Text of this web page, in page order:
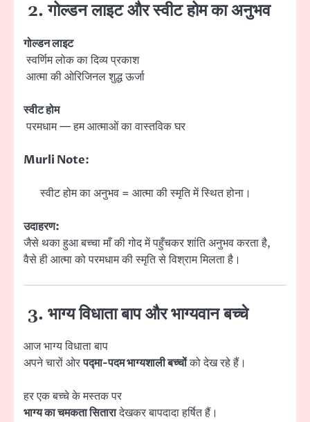
2. गोल्डन लाइट और स्वीट होम का अनुभव
गोल्डन लाइट
स्वर्णिम लोक का दिव्य प्रकाश
आत्मा की ओरिजिनल शुद्ध ऊर्जा
स्वीट होम
परमधाम — हम आत्माओं का वास्तविक घर
Murli Note:
स्वीट होम का अनुभव = आत्मा की स्मृति में स्थित होना।
उदाहरण:
जैसे थका हुआ बच्चा माँ की गोद में पहुँचकर शांति अनुभव करता है,
वैसे ही आत्मा को परमधाम की स्मृति से विश्राम मिलता है।
3. भाग्य विधाता बाप और भाग्यवान बच्चे
आज भाग्य विधाता बाप
अपने चारों ओरपद्मा-पदम भाग्यशाली बच्चोंको देख रहे हैं।
हर एक बच्चे के मस्तक पर
भाग्य का चमकता सितारादेखकर बापदादा हर्षित हैं।